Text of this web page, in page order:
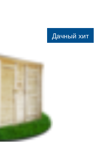
Дачный хит